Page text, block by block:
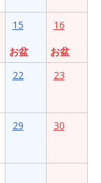
15
お盆
16
お盆
22 23
29 30